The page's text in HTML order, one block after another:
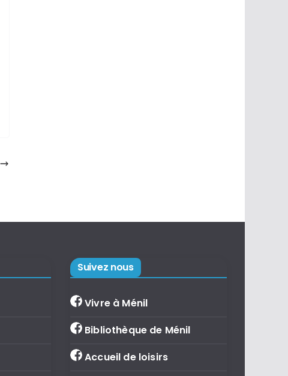
Suivez nous
Vivre à Ménil
Bibliothèque de Ménil
Accueil de loisirs